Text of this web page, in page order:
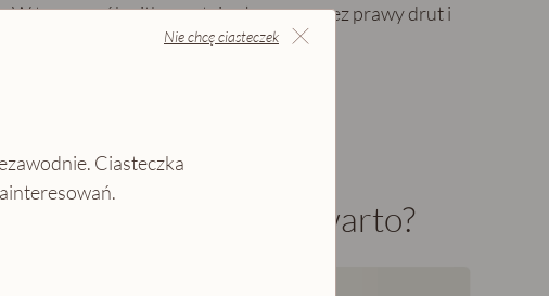
ten sposób nitka zostaje złapana przez prawy drut i
na prawym drucie.
i czy warto?
Nie chcę ciasteczek
Ciasteczka